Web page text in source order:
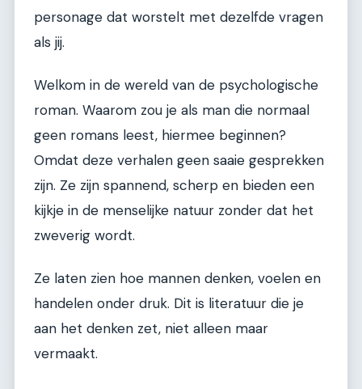
personage dat worstelt met dezelfde vragen
als jij.
Welkom in de wereld van de psychologische
roman. Waarom zou je als man die normaal
geen romans leest, hiermee beginnen?
Omdat deze verhalen geen saaie gesprekken
zijn. Ze zijn spannend, scherp en bieden een
kijkje in de menselijke natuur zonder dat het
zweverig wordt.
Ze laten zien hoe mannen denken, voelen en
handelen onder druk. Dit is literatuur die je
aan het denken zet, niet alleen maar
vermaakt.